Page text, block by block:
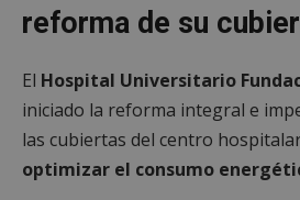
reforma de su
El Hospital Universitario
iniciado la reforma integral e
las cubiertas del centro
optimizar el consumo